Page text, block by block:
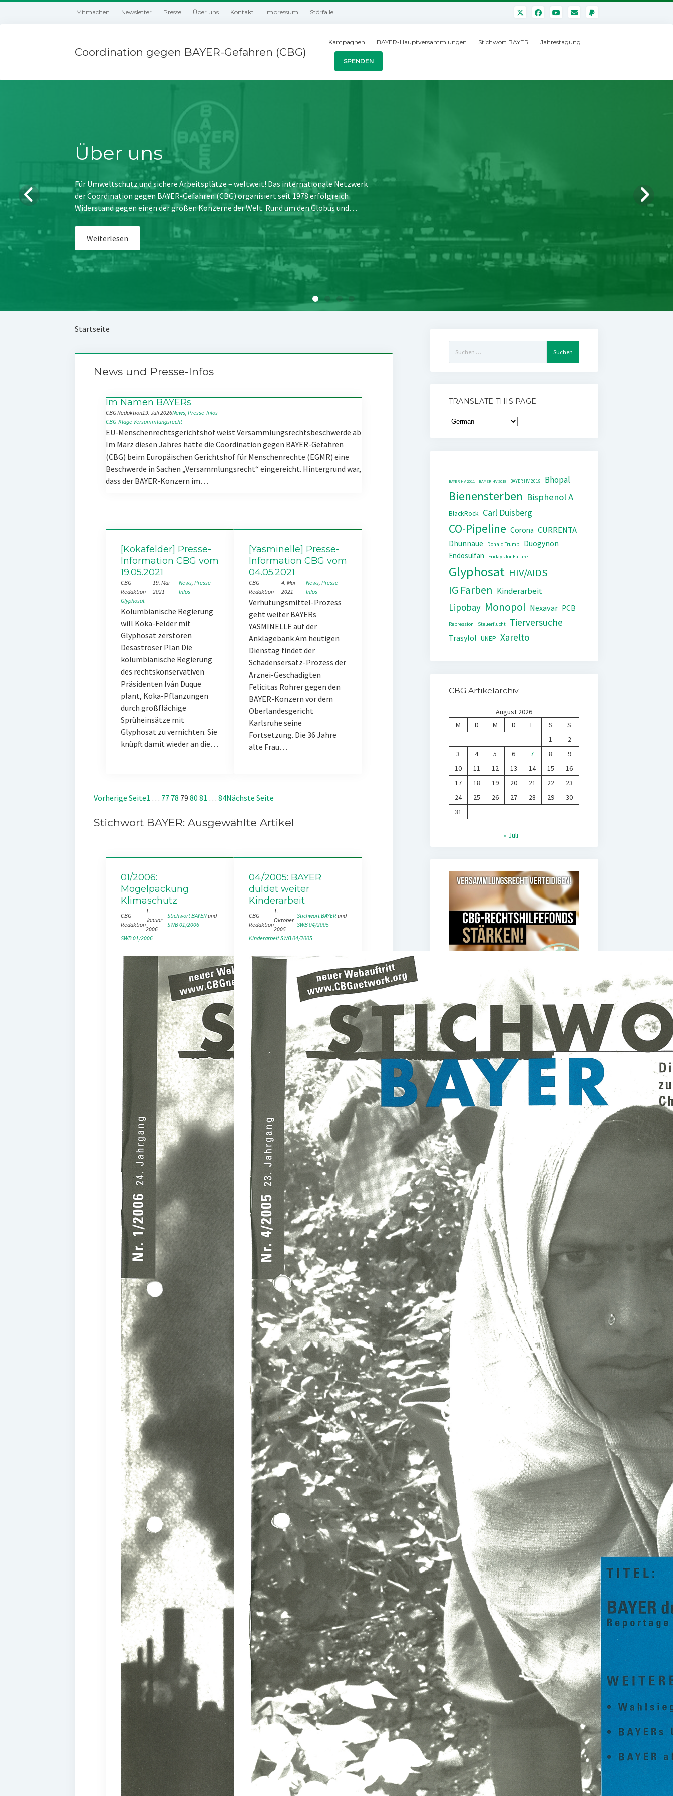
Mitmachen Newsletter Presse Über uns Kontakt Impressum Störfälle
Coordination gegen BAYER-Gefahren (CBG)
Kampagnen BAYER-Hauptversammlungen Stichwort BAYER Jahrestagung
SPENDEN
Über uns
Für Umweltschutz und sichere Arbeitsplätze – weltweit! Das internationale Netzwerk
der Coordination gegen BAYER-Gefahren (CBG) organisiert seit 1978 erfolgreich
Widerstand gegen einen der großen Konzerne der Welt. Rund um den Globus und…
Weiterlesen
Startseite
News und Presse-Infos
Im Namen BAYERs
CBG Redaktion19. Juli 2026News, Presse-Infos
CBG-Klage Versammlungsrecht
EU-Menschenrechtsgerichtshof weist Versammlungsrechtsbeschwerde ab
Im März diesen Jahres hatte die Coordination gegen BAYER-Gefahren
(CBG) beim Europäischen Gerichtshof für Menschenrechte (EGMR) eine
Beschwerde in Sachen „Versammlungsrecht“ eingereicht. Hintergrund war,
dass der BAYER-Konzern im…
[Kokafelder] Presse-
Information CBG vom
19.05.2021
CBG
Redaktion
19. Mai
2021
News, Presse-
Infos
Glyphosat
Kolumbianische Regierung
will Koka-Felder mit
Glyphosat zerstören
Desaströser Plan Die
kolumbianische Regierung
des rechtskonservativen
Präsidenten Iván Duque
plant, Koka-Pflanzungen
durch großflächige
Sprüheinsätze mit
Glyphosat zu vernichten. Sie
knüpft damit wieder an die…
[Yasminelle] Presse-
Information CBG vom
04.05.2021
CBG
Redaktion
4. Mai
2021
News, Presse-
Infos
Verhütungsmittel-Prozess
geht weiter BAYERs
YASMINELLE auf der
Anklagebank Am heutigen
Dienstag findet der
Schadensersatz-Prozess der
Arznei-Geschädigten
Felicitas Rohrer gegen den
BAYER-Konzern vor dem
Oberlandesgericht
Karlsruhe seine
Fortsetzung. Die 36 Jahre
alte Frau…
Vorherige Seite1 … 77 78 79 80 81 … 84Nächste Seite
Stichwort BAYER: Ausgewählte Artikel
01/2006:
Mogelpackung
Klimaschutz
CBG
Redaktion
1.
Januar
2006
Stichwort BAYER
und
SWB 01/2006
SWB 01/2006
04/2005: BAYER
duldet weiter
Kinderarbeit
CBG
Redaktion
1.
Oktober
2005
Stichwort BAYER
und
SWB 04/2005
KinderarbeitSWB 04/2005
nach:
TRANSLATE THIS PAGE:
BAYER HV 2011 BAYER HV 2018 BAYER HV 2019 Bhopal
Bienensterben Bisphenol A
BlackRock Carl Duisberg
CO-Pipeline Corona CURRENTA
Dhünnaue Donald Trump
Duogynon
Endosulfan
Fridays for Future
Glyphosat HIV/AIDS
IG Farben Kinderarbeit
Lipobay Monopol Nexavar PCB
Repression Steuerflucht Tierversuche
Trasylol UNEP Xarelto
CBG Artikelarchiv
August 2026
M
D M D F S
S
1
2
3
4 5 6 7 8
9
10
11 12 13 14 15
16
17
18 19 20 21 22
23
24
25 26 27 28 29
30
31
« Juli